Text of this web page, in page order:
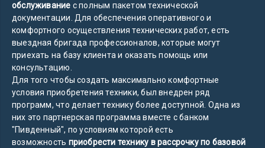
обслуживание с полным пакетом технической
документации. Для обеспечения оперативного и
комфортного осуществления технических работ, есть
выездная бригада профессионалов, которые могут
приехать на базу клиента и оказать помощь или
консультацию.
Для того чтобы создать максимально комфортные
условия приобретения техники, был внедрен ряд
программ, что делает технику более доступной. Одна из
них это партнерская программа вместе с банком
"Пивденный", по условиям которой есть
возможность приобрести технику в рассрочку по базовой